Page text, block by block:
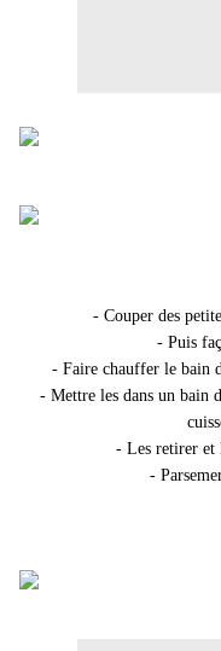
- Couper des
- Puis
- Faire chauffer le bain
- Mettre les dans un bain
- Les retirer et
-